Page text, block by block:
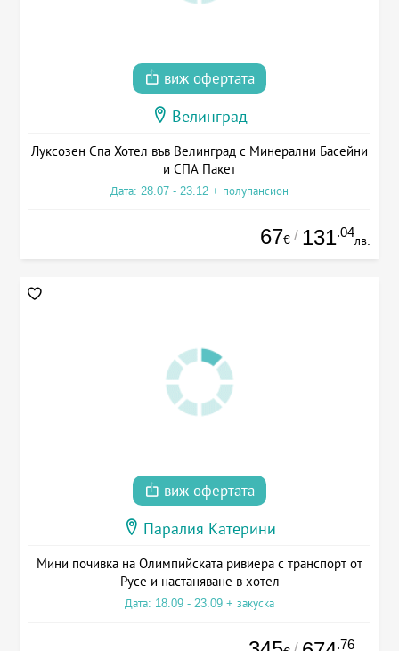
виж офертата
Велинград
Луксозен Спа Хотел във Велинград с Минерални Басейни
и СПА Пакет
Дата: 28.07 - 23.12 + полупансион
67€ / 131.04
лв.
виж офертата
Паралия Катерини
Мини почивка на Олимпийската ривиера с транспорт от
Русе и настаняване в хотел
Дата: 18.09 - 23.09 + закуска
.76